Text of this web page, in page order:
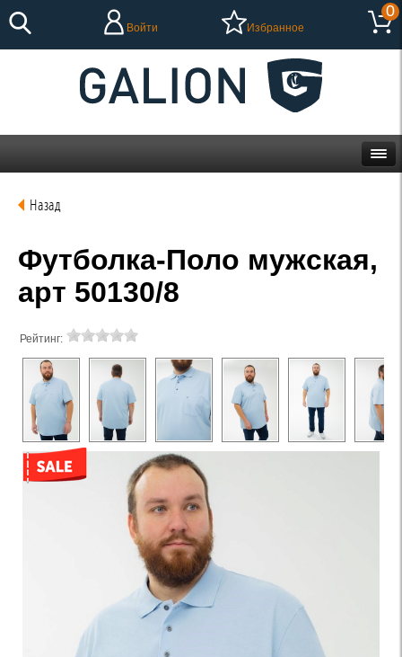
Войти Избранное
0
Назад
Футболка-Поло мужская,
арт 50130/8
Рейтинг: